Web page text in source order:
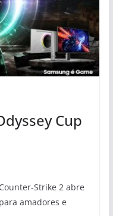
Cup
Strike 2 abre
amadores e